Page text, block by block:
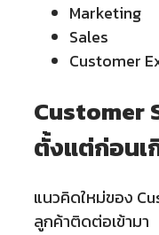
Marketing
Sales
Customer
Customer
ตั้งแต่ก่อน
แนวคิดใหม่ของ
ลูกค้าติดต่อเข้ามา